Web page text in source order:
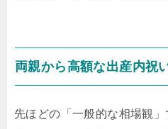
両親から高額な出産内祝
先ほどの「一般的な相場観